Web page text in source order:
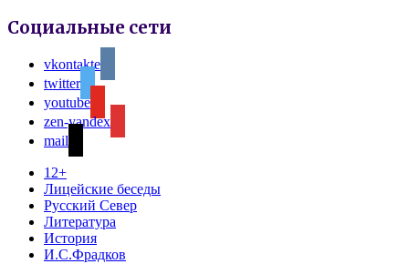
Социальные сети
vkontakte
twitter
youtube
zen-yandex
mail
12+
Лицейские беседы
Русский Север
Литература
История
И.С.Фрадков